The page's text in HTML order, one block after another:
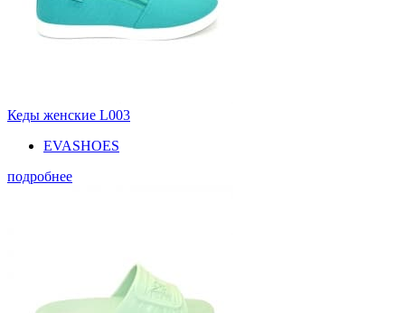
Кеды женские L003
EVASHOES
подробнее